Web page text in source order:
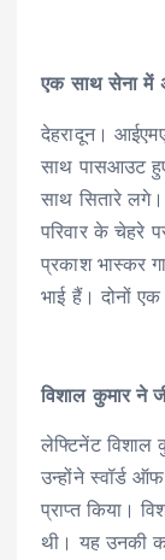
एक साथ सेना में
देहरादून।
साथ पासआउट
साथ सितारे
परिवार के चेहरे
प्रकाश भास्कर
भाई हैं। दोनों
विशाल कुमार ने
लेफ्टिनेंट विशाल
उन्होंने स्वॉर्ड
प्राप्त किया।
थी। यह उनकी